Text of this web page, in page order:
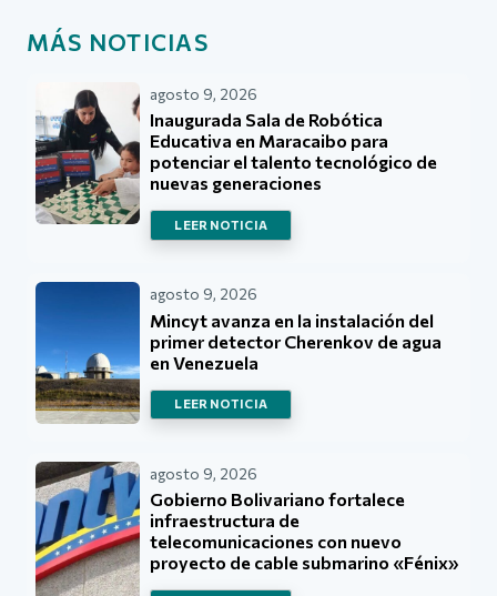
MÁS NOTICIAS
agosto 9, 2026
Inaugurada Sala de Robótica
Educativa en Maracaibo para
potenciar el talento tecnológico de
nuevas generaciones
LEER NOTICIA
agosto 9, 2026
Mincyt avanza en la instalación del
primer detector Cherenkov de agua
en Venezuela
LEER NOTICIA
agosto 9, 2026
Gobierno Bolivariano fortalece
infraestructura de
telecomunicaciones con nuevo
proyecto de cable submarino «Fénix»